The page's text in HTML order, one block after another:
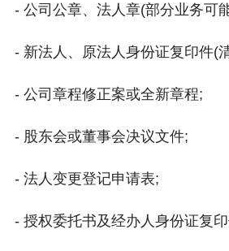
- 公司公章、法人章(部分业务可
- 新法人、原法人身份证复印件(
- 公司章程修正案或全新章程;
- 股东会或董事会决议文件;
- 法人变更登记申请表;
- 授权委托书及经办人身份证复